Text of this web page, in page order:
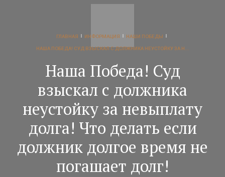
ГЛАВНАЯ ИНФОРМАЦИЯ НАШИ ПОБЕДЫ
НАША ПОБЕДА! СУД ВЗЫСКАЛ С ДОЛЖНИКА НЕУСТОЙКУ ЗА Н...
Наша Победа! Суд
взыскал с должника
неустойку за невыплату
долга! Что делать если
должник долгое время не
погашает долг!